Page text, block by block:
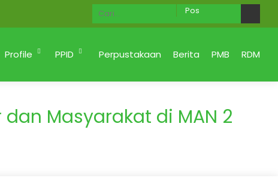
Ahlan Wa Sahlan di Website MAN 2 KOTA
Profile PPID Perpustakaan Berita PMB RDM
Masyarakat di MAN 2